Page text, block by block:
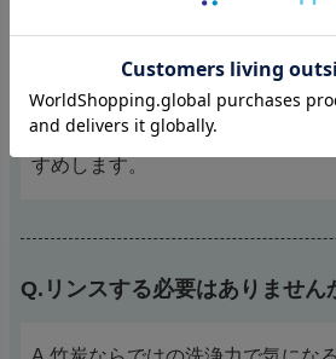
100％なので、うさぎやフェレッ
などにも基本的にお使いいただけ
度獣医師や専門医へご相談されて
すめします。
Q.リンスする必要はありません